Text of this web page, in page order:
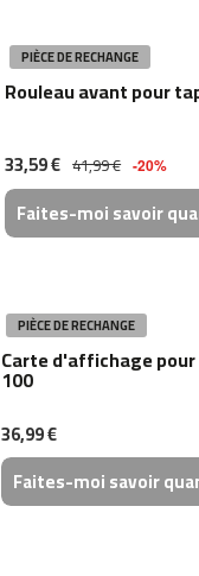
PIÈCE DE RECHANGE
Rouleau avant pour
33,59 € 41,99 € -20%
Faites-moi savoir
PIÈCE DE RECHANGE
Carte d'affichage
100
36,99 €
Faites-moi savoir